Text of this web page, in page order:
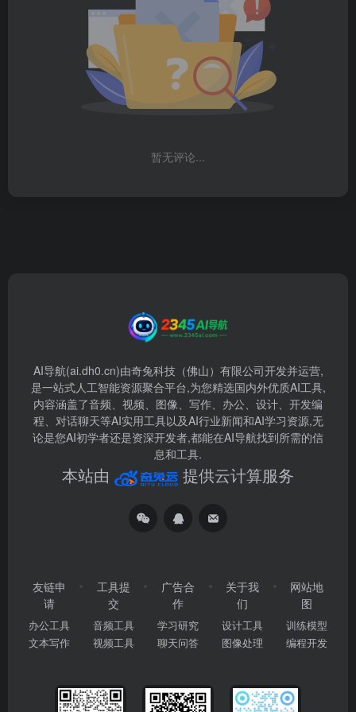
暂无评论...
AI导航(ai.dh0.cn)由奇兔科技（佛山）有限公司开发并运营,
是一站式人工智能资源聚合平台,为您精选国内外优质AI工具,
内容涵盖了音频、视频、图像、写作、办公、设计、开发编
程、对话聊天等AI实用工具以及AI行业新闻和AI学习资源,无
论是您AI初学者还是资深开发者,都能在AI导航找到所需的信
息和工具.
本站由 提供云计算服务
友链申
请
办公工具
文本写作
工具提
交
音频工具
视频工具
广告合
作
学习研究
聊天问答
关于我
们
设计工具
图像处理
网站地
图
训练模型
编程开发